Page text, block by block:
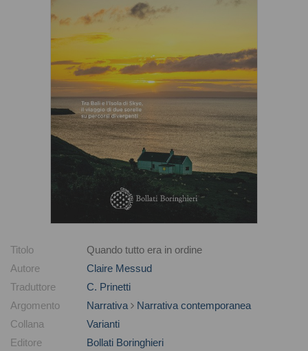
Titolo
Quando tutto era in ordine
Autore
Claire Messud
Traduttore
C. Prinetti
Argomento
Narrativa
Narrativa contemporanea
Collana
Varianti
Editore
Bollati Boringhieri